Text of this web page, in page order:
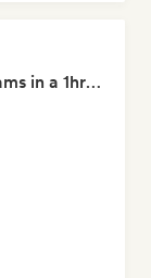
Boost Your Release & Streams in a 1hr Coaching Session